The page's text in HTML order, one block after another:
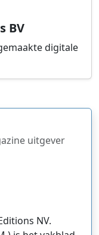
BV
digitale
uitgever
NV.